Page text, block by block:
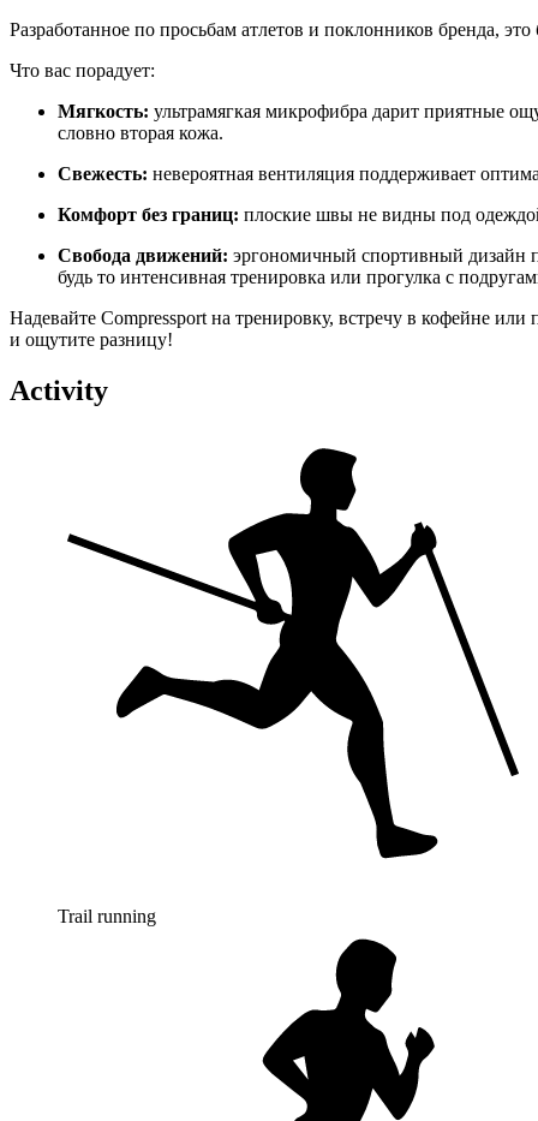
Разработанное по просьбам атлетов и поклонников бренда, это
Что вас порадует:
Мягкость: ультрамягкая микрофибра дарит приятные
словно вторая кожа.
Свежесть: невероятная вентиляция поддерживает
Комфорт без границ: плоские швы не видны под
Свобода движений: эргономичный спортивный дизайн
будь то интенсивная тренировка или прогулка с
Надевайте Compressport на тренировку, встречу в кофейне или
и ощутите разницу!
Activity
Trail running